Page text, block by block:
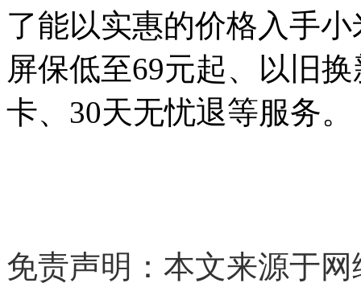
了能以实惠的价格入手
屏保低至69元起、以旧
卡、30天无忧退等服务。
免责声明：本文来源于